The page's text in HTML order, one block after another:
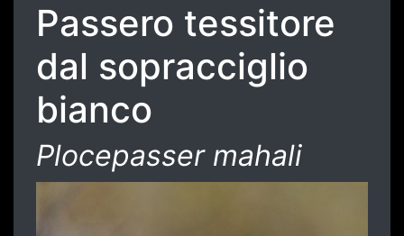
Passero tessitore
dal sopracciglio
bianco
Plocepasser mahali